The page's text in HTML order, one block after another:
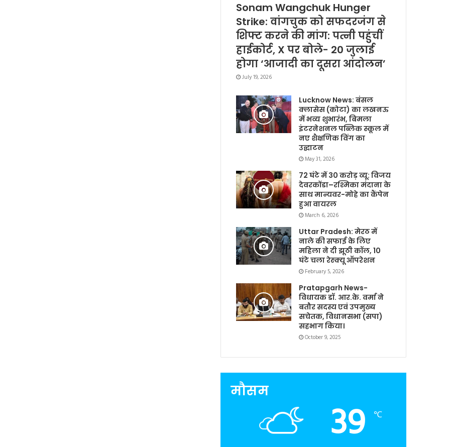
Sonam Wangchuk Hunger
Strike: वांगचुक को सफदरजंग से
शिफ्ट करने की मांग: पत्नी पहुंचीं
हाईकोर्ट, X पर बोले- 20 जुलाई
होगा ‘आजादी का दूसरा आंदोलन’
July 19, 2026
Lucknow News: बंसल
क्लासेस (कोटा) का लखनऊ
में भव्य शुभारंभ, बिमला
इंटरनेशनल पब्लिक स्कूल में
नए शैक्षणिक विंग का
उद्घाटन
May 31, 2026
72 घंटे में 30 करोड़ व्यू: विजय
देवरकोंडा–रश्मिका मंदाना के
साथ मान्यवर-मोहे का कैंपेन
हुआ वायरल
March 6, 2026
Uttar Pradesh: मेरठ में
नाले की सफाई के लिए
महिला ने दी झूठी कॉल, 10
घंटे चला रेस्क्यू ऑपरेशन
February 5, 2026
Pratapgarh News-
विधायक डॉ. आर.के. वर्मा ने
बतौर सदस्य एवं उपमुख्य
सचेतक, विधानसभा (सपा)
सहभाग किया।
October 9, 2025
मौसम
39 ℃